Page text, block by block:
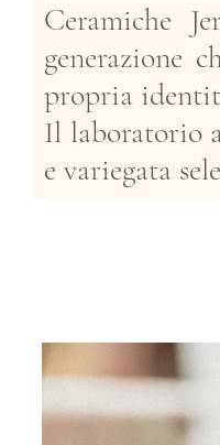
Ceramiche
generazione
propria
Il laboratorio
e variegata